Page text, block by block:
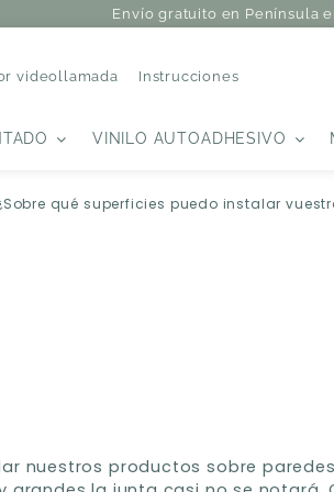
Envío gratuito en Península
videollamada Instrucciones
VINILO AUTOADHESIVO
qué superficies puedo instalar
nuestros productos sobre